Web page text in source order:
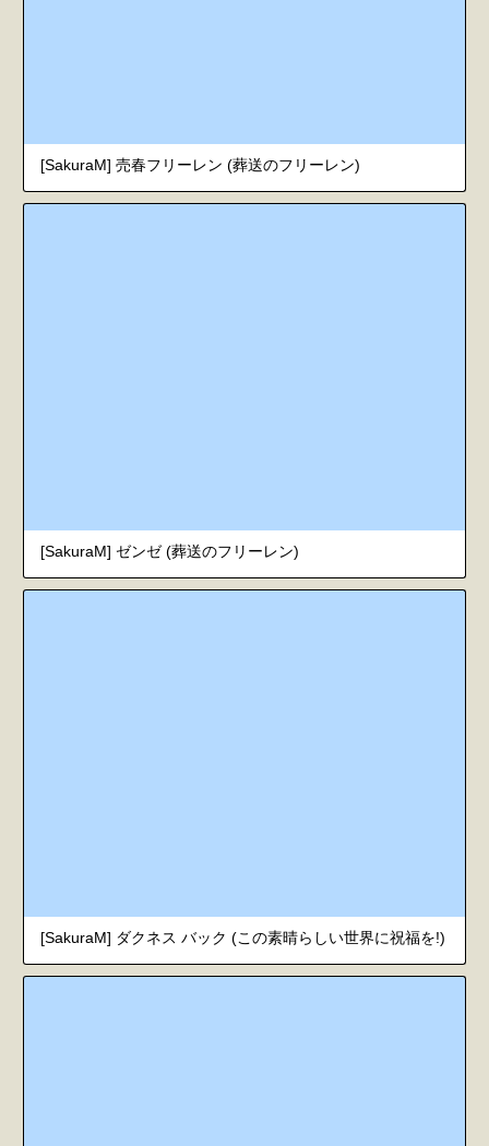
[SakuraM] 売春フリーレン (葬送のフリーレン)
[SakuraM] ゼンゼ (葬送のフリーレン)
[SakuraM] ダクネス バック (この素晴らしい世界に祝福を!)